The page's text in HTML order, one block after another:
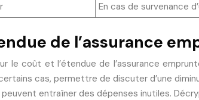
En cas de survenance
de l’assurance
coût et l’étendue de l’assurance
cas, permettre de discuter d’une
entraîner des dépenses inutiles.